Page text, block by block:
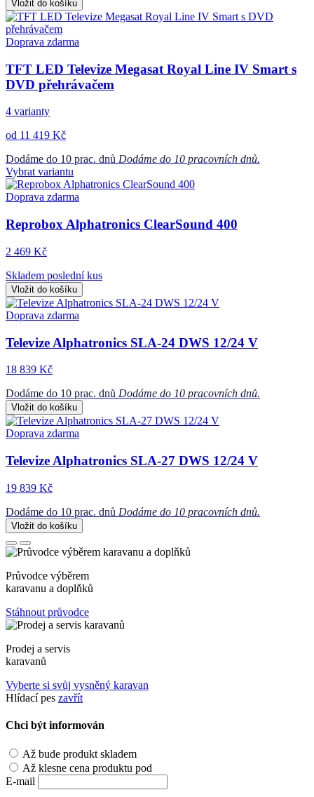
Vložit do košíku
Doprava zdarma
TFT LED Televize Megasat Royal Line IV Smart s
DVD přehrávačem
4 varianty
od 11 419 Kč
Dodáme do 10 prac. dnů Dodáme do 10 pracovních dnů.
Vybrat variantu
Doprava zdarma
Reprobox Alphatronics ClearSound 400
2 469 Kč
Skladem poslední kus
Vložit do košíku
Doprava zdarma
Televize Alphatronics SLA-24 DWS 12/24 V
18 839 Kč
Dodáme do 10 prac. dnů Dodáme do 10 pracovních dnů.
Vložit do košíku
Doprava zdarma
Televize Alphatronics SLA-27 DWS 12/24 V
19 839 Kč
Dodáme do 10 prac. dnů Dodáme do 10 pracovních dnů.
Vložit do košíku
Průvodce výběrem
karavanu a doplňků
Stáhnout průvodce
Prodej a servis
karavanů
Vyberte si svůj vysněný karavan
Hlídací pes zavřít
Chci být informován
Až bude produkt skladem
Až klesne cena produktu pod
E-mail